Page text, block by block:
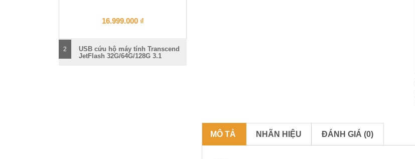
16.999.000 ₫
2
USB cứu hộ máy tính Transcend
JetFlash 32G/64G/128G 3.1
MÔ TẢ NHÃN HIỆU ĐÁNH GIÁ (0)